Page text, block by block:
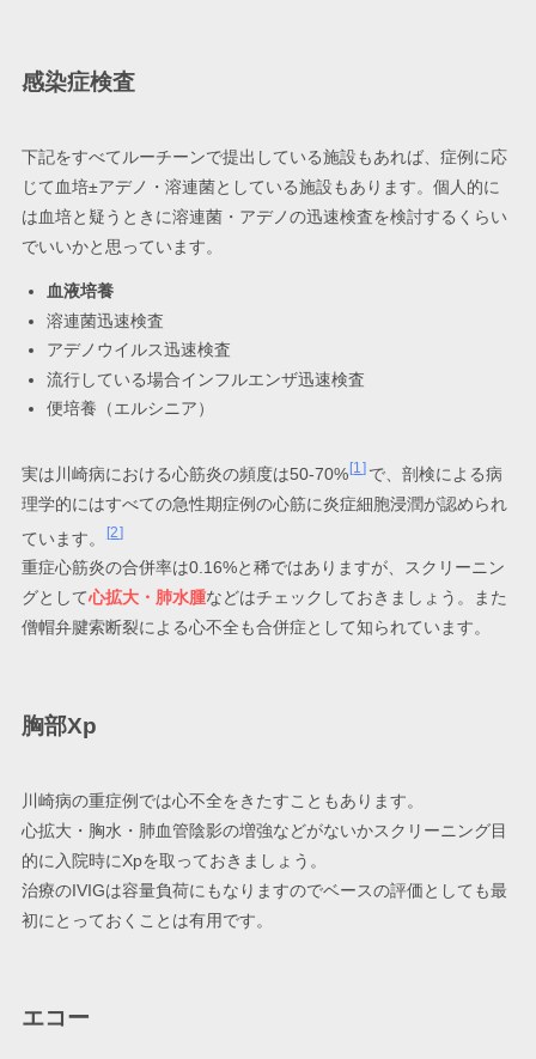
感染症検査
下記をすべてルーチーンで提出している施設もあれば、症例に応
じて血培±アデノ・溶連菌としている施設もあります。個人的に
は血培と疑うときに溶連菌・アデノの迅速検査を検討するくらい
でいいかと思っています。
血液培養
溶連菌迅速検査
アデノウイルス迅速検査
流行している場合インフルエンザ迅速検査
便培養（エルシニア）
実は川崎病における心筋炎の頻度は50-70% 1 で、剖検による病
理学的にはすべての急性期症例の心筋に炎症細胞浸潤が認められ
ています。
2
重症心筋炎の合併率は0.16%と稀ではありますが、スクリーニン
グとして心拡大・肺水腫などはチェックしておきましょう。また
僧帽弁腱索断裂による心不全も合併症として知られています。
胸部Xp
川崎病の重症例では心不全をきたすこともあります。
心拡大・胸水・肺血管陰影の増強などがないかスクリーニング目
的に入院時にXpを取っておきましょう。
治療のIVIGは容量負荷にもなりますのでベースの評価としても最
初にとっておくことは有用です。
エコー